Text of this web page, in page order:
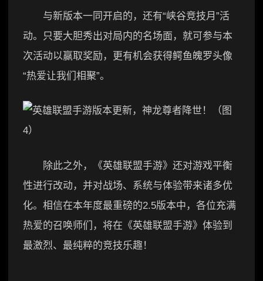
与新版本一同开启的，还有“峡谷竞技月”活
动。只要大胆秀出对局内的名场面，就可参与本
次活动以赢取奖励，更有机会获得鳄鱼魄罗头像
“热爱让我们相聚”。
除此之外，《英雄联盟手游》还对游戏平衡
性进行改动，并对战场、系统与体验带来诸多优
化。相信在本年度最重磅的2.5版本中，各位充满
热爱的召唤师们，将在《英雄联盟手游》体验到
最激烈、最纯粹的竞技乐趣！